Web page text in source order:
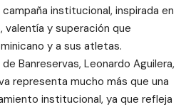
institucional, inspirada en
valentía y superación que
y a sus atletas.
Banreservas, Leonardo Aguilera,
representa mucho más que una
institucional, ya que refleja